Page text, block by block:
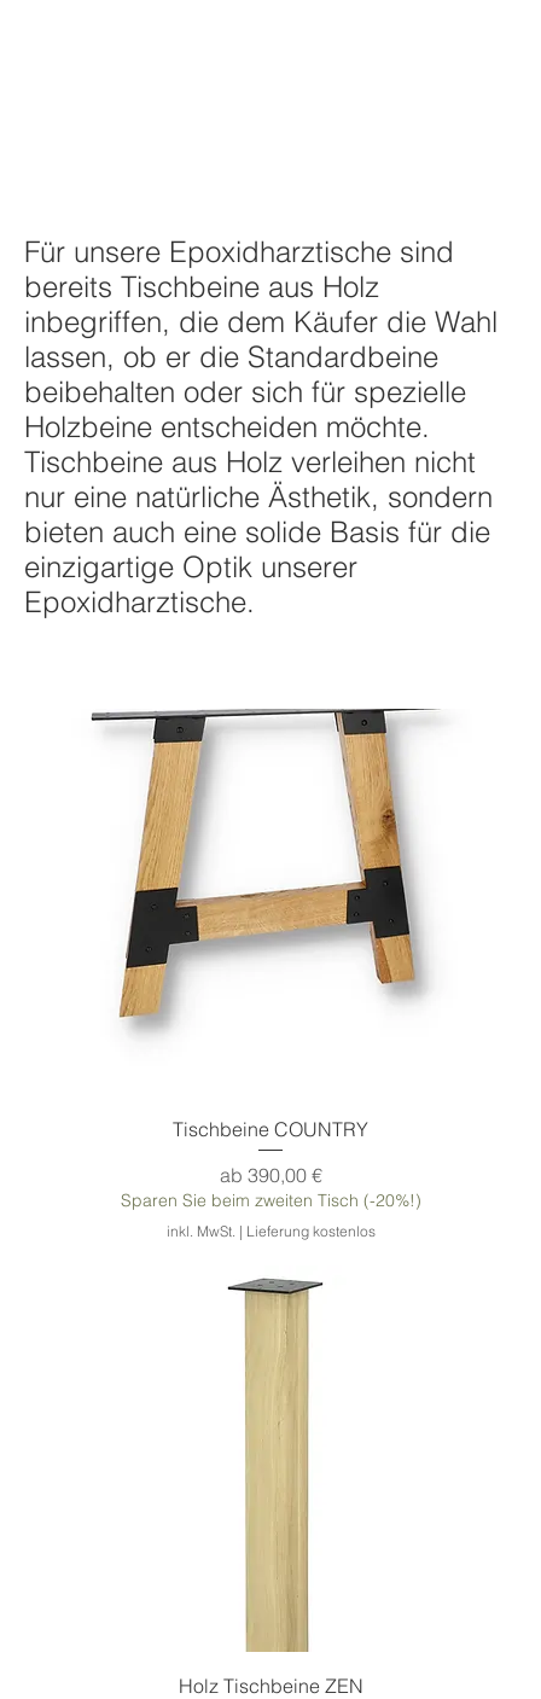
Für unsere Epoxidharztische sind
bereits Tischbeine aus Holz
inbegriffen, die dem Käufer die Wahl
lassen, ob er die Standardbeine
beibehalten oder sich für spezielle
Holzbeine entscheiden möchte.
Tischbeine aus Holz verleihen nicht
nur eine natürliche Ästhetik, sondern
bieten auch eine solide Basis für die
einzigartige Optik unserer
Epoxidharztische.
Tischbeine COUNTRY
ab 390,00 €
Sale-Preis
Sparen Sie beim zweiten Tisch (-20%!)
inkl. MwSt. | Lieferung kostenlos
Holz Tischbeine ZEN